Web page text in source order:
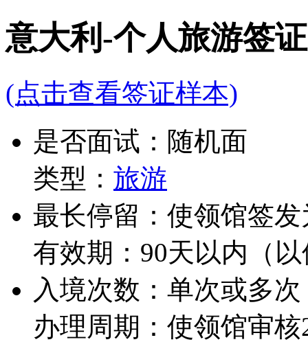
意大利-个人旅游签证
(点击查看签证样本)
是否面试：随机面
类型： 旅游
最长停留：使领馆签发
有效期：90天以内（
入境次数：单次或多次
办理周期：使领馆审